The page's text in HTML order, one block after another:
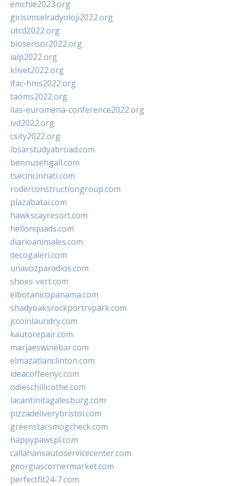
emchie2023.org
girisimselradyoloji2022.org
utcd2022.org
biosensor2022.org
ialp2022.org
klivet2022.org
ifac-hms2022.org
taoms2022.org
iias-euromena-conference2022.org
ivd2022.org
csity2022.org
ibsarstudyabroad.com
bennusehgall.com
tsecincinnati.com
roderconstructiongroup.com
plazabatai.com
hawkscayresort.com
hellonquads.com
diarioanimales.com
decogaleri.com
unavozparadios.com
shoes-vert.com
elbotanicopanama.com
shadyoaksrockportrvpark.com
jccoinlaundry.com
kautorepair.com
marjaeswinebar.com
elmazatlanclinton.com
ideacoffeenyc.com
odieschillicothe.com
lacantinitagalesburg.com
pizzadeliverybristol.com
greenstarsmogcheck.com
happypawspl.com
callahansautoservicecenter.com
georgiascornermarket.com
perfectfit24-7.com